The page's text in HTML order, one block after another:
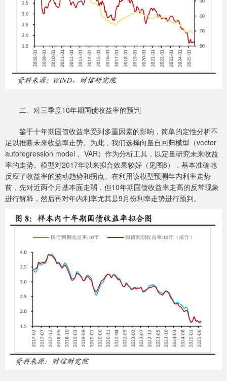
二、对三季度10年期国债收益率的预判
鉴于十年期国债收益率受到多重因素的影响，简单的定性分析不
足以推断未来收益率走势。为此，我们选择向量自回归模型（vector
autoregression model， VAR）作为分析工具，以定量研究未来收益
率的走势。模型对2017年以来拟合效果较好（见图8），基本准确地
反应了收益率的波动趋势和拐点。在利用该模型预测年内利率走势
前，先对近两个月基本面走弱，但10年期国债收益率走高的反常现象
进行解释，然后再对年内利率尤其是9月份利率走势进行预判。